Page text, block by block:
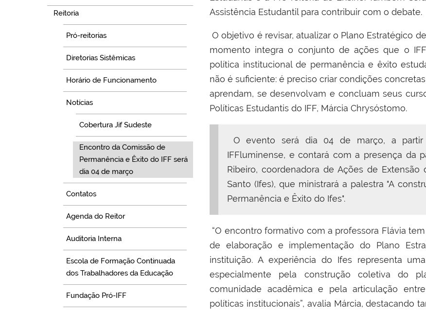
Reitoria
Pró-reitorias
Diretorias Sistêmicas
Horário de Funcionamento
Notícias
Cobertura Jif Sudeste
Encontro da Comissão de
Permanência e Êxito do IFF será
dia 04 de março
Contatos
Agenda do Reitor
Auditoria Interna
Escola de Formação Continuada
dos Trabalhadores da Educação
Fundação Pró-IFF
Assistência Estudantil para contribuir com o debate.
O objetivo é revisar, atualizar o Plano Estratégico
momento integra o conjunto de ações que o
política institucional de permanência e êxito
não é suficiente: é preciso criar condições
aprendam, se desenvolvam e concluam seus
Políticas Estudantis do IFF, Márcia Chrysóstomo.
O evento será dia 04 de março, a
IFFluminense, e contará com a presença da
Ribeiro, coordenadora de Ações de
Santo (Ifes), que ministrará a palestra "A
Permanência e Êxito do Ifes".
“O encontro formativo com a professora Flávia
de elaboração e implementação do Plano
instituição. A experiência do Ifes representa
especialmente pela construção coletiva do
comunidade acadêmica e pela articulação
políticas institucionais”, avalia Márcia, destacando